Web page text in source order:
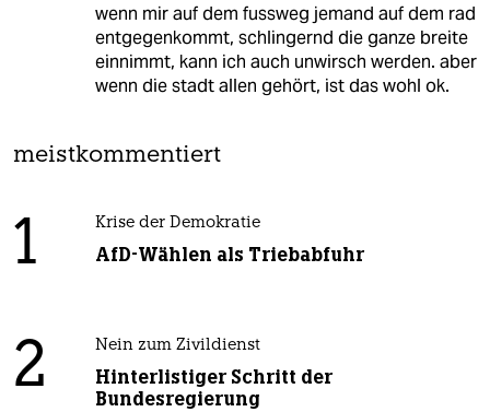
wenn mir auf dem fussweg jemand auf dem rad
entgegenkommt, schlingernd die ganze breite
einnimmt, kann ich auch unwirsch werden. aber
wenn die stadt allen gehört, ist das wohl ok.
meistkommentiert
1 Krise der Demokratie
AfD-Wählen als Triebabfuhr
2 Nein zum Zivildienst
Hinterlistiger Schritt der
Bundesregierung